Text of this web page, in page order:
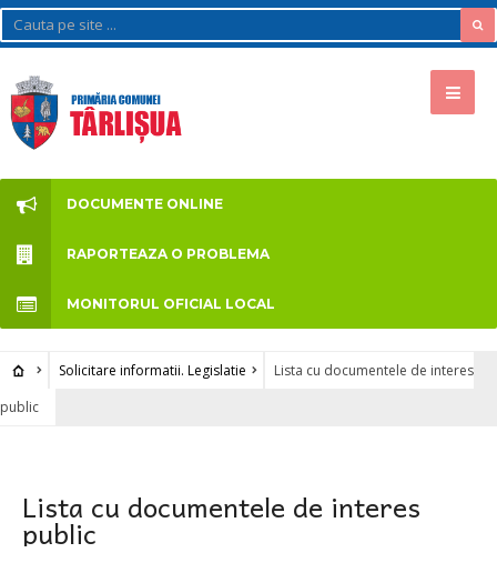
DOCUMENTE ONLINE
RAPORTEAZA O PROBLEMA
MONITORUL OFICIAL LOCAL
Solicitare informatii. Legislatie
Lista cu documentele de interes
public
Lista cu documentele de interes
public